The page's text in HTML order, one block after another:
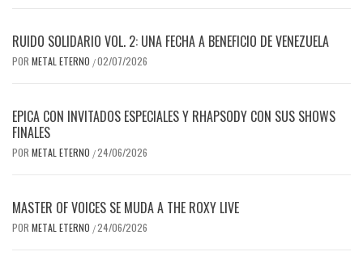
RUIDO SOLIDARIO VOL. 2: UNA FECHA A BENEFICIO DE VENEZUELA
POR METAL ETERNO /02/07/2026
EPICA CON INVITADOS ESPECIALES Y RHAPSODY CON SUS SHOWS
FINALES
POR METAL ETERNO /24/06/2026
MASTER OF VOICES SE MUDA A THE ROXY LIVE
POR METAL ETERNO /24/06/2026